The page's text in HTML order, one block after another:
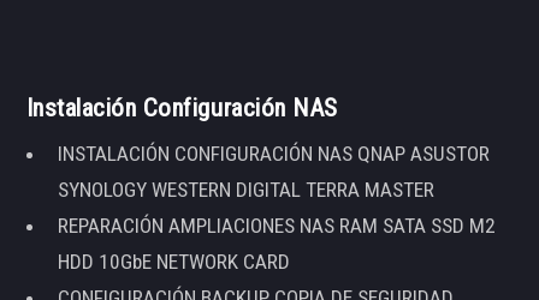
Instalación Configuración NAS
INSTALACIÓN CONFIGURACIÓN NAS QNAP ASUSTOR
SYNOLOGY WESTERN DIGITAL TERRA MASTER
REPARACIÓN AMPLIACIONES NAS RAM SATA SSD M2
HDD 10GbE NETWORK CARD